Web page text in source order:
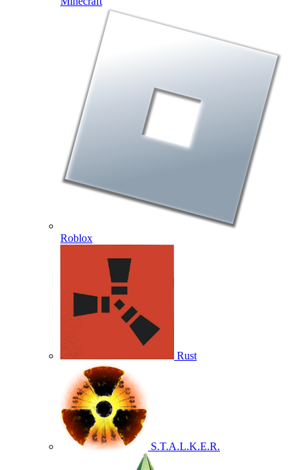
Roblox
Rust
S.T.A.L.K.E.R.